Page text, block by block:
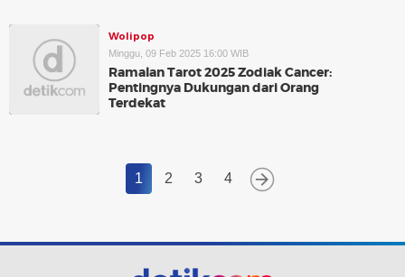
Wolipop
Minggu, 09 Feb 2025 16:00 WIB
Ramalan Tarot 2025 Zodiak Cancer:
Pentingnya Dukungan dari Orang
Terdekat
1 2 3 4